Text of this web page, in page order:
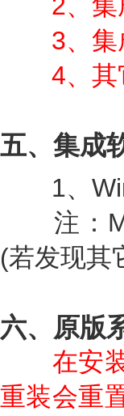
3、集成
4、其
五、集成
1、
注：
(若发现其
六、原版
在安
重装会重